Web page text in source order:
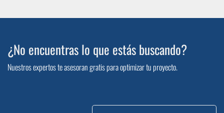
¿No encuentras lo que estás buscando?
Nuestros expertos te asesoran gratis para optimizar tu proyecto.